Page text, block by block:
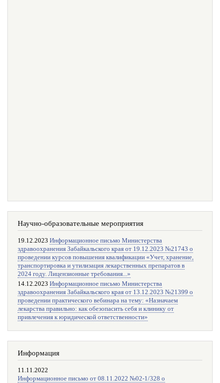
Научно-образовательные мероприятия
19.12.2023 Информационное письмо Министерства
здравоохранения Забайкальского края от 19.12.2023 №21743 о
проведении курсов повышения квалификации «Учет, хранение,
транспортировка и утилизация лекарственных препаратов в
2024 году. Лицензионные требования...»
14.12.2023 Информационное письмо Министерства
здравоохранения Забайкальского края от 13.12.2023 №21399 о
проведении практического вебинара на тему: «Назначаем
лекарства правильно: как обезопасить себя и клинику от
привлечения к юридической ответственности»
Информация
11.11.2022
Информационное письмо от 08.11.2022 №02-1/328 о